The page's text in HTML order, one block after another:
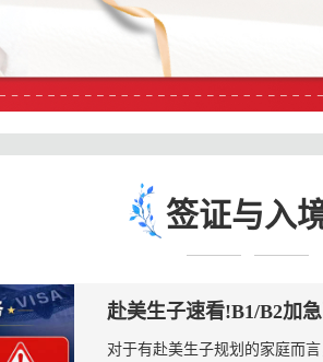
签证与入
赴美生子速看!B1/B2加
对于有赴美生子规划的家庭而